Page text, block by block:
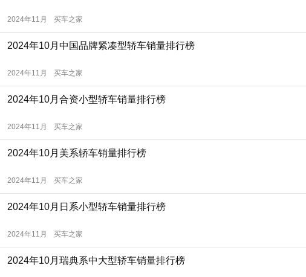
2024年11月 买车之家
2024年10月中国品牌紧凑型轿车销量排行榜
2024年11月 买车之家
2024年10月合资小型轿车销量排行榜
2024年11月 买车之家
2024年10月美系轿车销量排行榜
2024年11月 买车之家
2024年10月日系小型轿车销量排行榜
2024年11月 买车之家
2024年10月瑞典系中大型轿车销量排行榜